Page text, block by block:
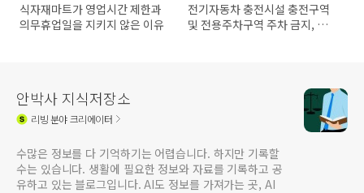
식자재마트가 영업시간 제한과
의무휴업일을 지키지 않은 이유
전기자동차 충전시설 충전구역
및 전용주차구역 주차 금지, 위
안박사 지식저장소
리빙분야 크리에이터
수많은 정보를 다 기억하기는 어렵습니다. 하지만 기록할
수는 있습니다. 생활에 필요한 정보와 자료를 기록하고 공
유하고 있는 블로그입니다. AI도 정보를 가져가는 곳, AI